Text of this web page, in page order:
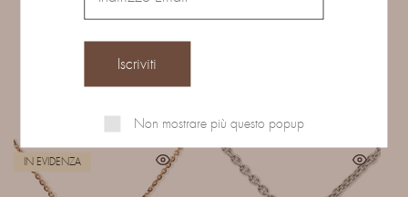
Prodotti correlati
IN EVIDENZA
Non mostrare più questo popup